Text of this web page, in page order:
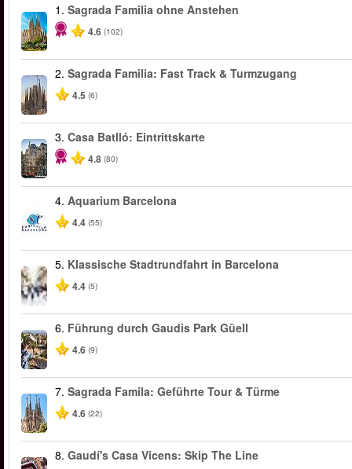
1. Sagrada Familia ohne Anstehen
4.6 (102)
2. Sagrada Familia: Fast Track & Turmzugang
4.5 (6)
3. Casa Batlló: Eintrittskarte
4.8 (80)
4. Aquarium Barcelona
4.4 (55)
5. Klassische Stadtrundfahrt in Barcelona
4.4 (5)
6. Führung durch Gaudis Park Güell
4.6 (9)
7. Sagrada Famila: Geführte Tour & Türme
4.6 (22)
8. Gaudí's Casa Vicens: Skip The Line